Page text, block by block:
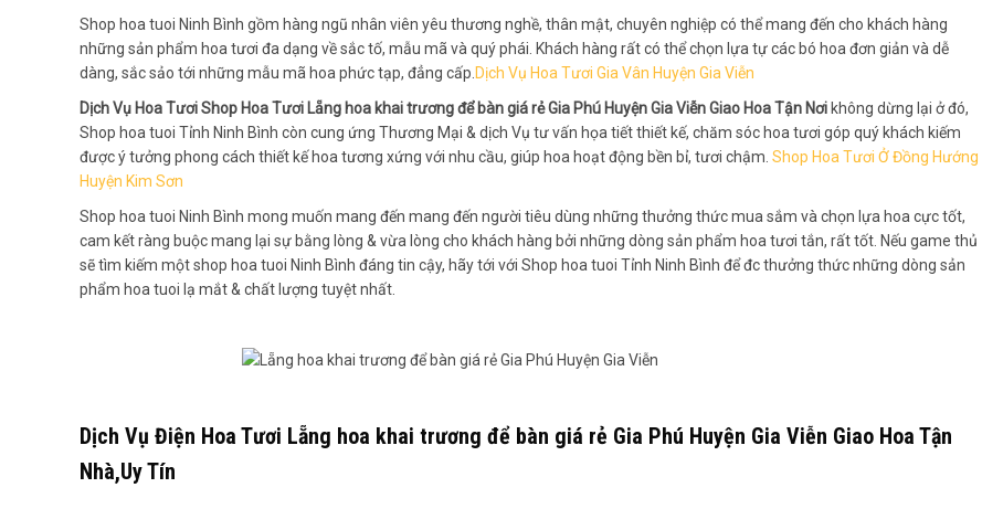
Shop hoa tuoi Ninh Bình gồm hàng ngũ nhân viên yêu thương nghề, thân mật, chuyên nghiệp có thể mang đến cho khách hàng
những sản phẩm hoa tươi đa dạng về sắc tố, mẫu mã và quý phái. Khách hàng rất có thể chọn lựa tự các bó hoa đơn giản và dễ
dàng, sắc sảo tới những mẫu mã hoa phức tạp, đẳng cấp. Dịch Vụ Hoa Tươi Gia Vân Huyện Gia Viễn
Dịch Vụ Hoa Tươi Shop Hoa Tươi Lẵng hoa khai trương để bàn giá rẻ Gia Phú Huyện Gia Viễn Giao Hoa Tận Nơi không dừng lại ở đó,
Shop hoa tuoi Tỉnh Ninh Bình còn cung ứng Thương Mại & dịch Vụ tư vấn họa tiết thiết kế, chăm sóc hoa tươi góp quý khách kiếm
được ý tưởng phong cách thiết kế hoa tương xứng với nhu cầu, giúp hoa hoạt động bền bỉ, tươi chậm. Shop Hoa Tươi Ở Đồng Hướng
Huyện Kim Sơn
Shop hoa tuoi Ninh Bình mong muốn mang đến mang đến người tiêu dùng những thưởng thức mua sắm và chọn lựa hoa cực tốt,
cam kết ràng buộc mang lại sự bằng lòng & vừa lòng cho khách hàng bởi những dòng sản phẩm hoa tươi tắn, rất tốt. Nếu game thủ
sẽ tìm kiếm một shop hoa tuoi Ninh Bình đáng tin cậy, hãy tới với Shop hoa tuoi Tỉnh Ninh Bình để đc thưởng thức những dòng sản
phẩm hoa tuoi lạ mắt & chất lượng tuyệt nhất.
Dịch Vụ Điện Hoa Tươi Lẵng hoa khai trương để bàn giá rẻ Gia Phú Huyện Gia Viễn Giao Hoa Tận
Nhà,Uy Tín